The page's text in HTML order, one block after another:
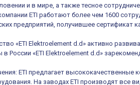
и в мире, а также тесное
ETI работают более чем 1600
предприятий, получившее сертификат
«ETI Elektroelement d.d» активно
России «ETI Elektroelement d.d»
ETI предлагает высококачественные
На заводах ETI производят все